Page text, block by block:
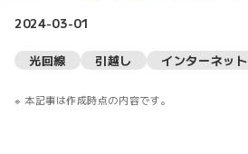
2024-03-01
光回線 引越し インターネット
本記事は作成時点の内容です。